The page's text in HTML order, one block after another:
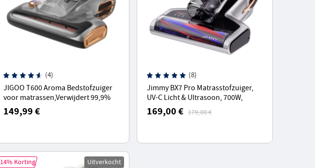
(4)
JIGOO T600 Aroma Bedstofzuiger
voor matrassen,Verwijdert 99,9%
allergenen van bed&sofa, 60°C 5s
snelle verwarming - grijs
149,99 €
(8)
Jimmy BX7 Pro Matrasstofzuiger,
UV-C Licht & Ultrasoon, 700W,
16Kpa Zuigkracht, Stofmijt Sensor -
Grijs
169,00 € 179,00 €
14% Korting Uitverkocht